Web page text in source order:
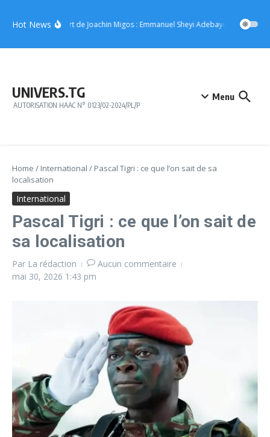
Hot NewsConcert de Joachin Migos : Emmanuel Sheyi Adebayor offre 10
UNIVERS.TG
AUTORISATION HAAC N° 0123/02-2024/PL/P
Menu
Home / International / Pascal Tigri : ce que l’on sait de sa
localisation
International
Pascal Tigri : ce que l’on sait de
sa localisation
Par La rédaction
Aucun commentaire
mai 30, 2026 1:43 pm